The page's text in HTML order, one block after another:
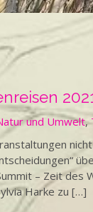
und Umwelt,
– Zeit des
Harke zu […]